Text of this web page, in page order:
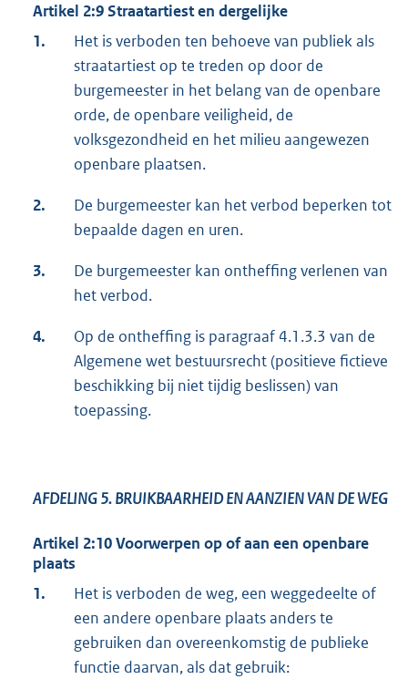
Artikel 2:9 Straatartiest en dergelijke
1.
Het is verboden ten behoeve van publiek als
straatartiest op te treden op door de
burgemeester in het belang van de openbare
orde, de openbare veiligheid, de
volksgezondheid en het milieu aangewezen
openbare plaatsen.
2.
De burgemeester kan het verbod beperken tot
bepaalde dagen en uren.
3.
De burgemeester kan ontheffing verlenen van
het verbod.
4.
Op de ontheffing is paragraaf 4.1.3.3 van de
Algemene wet bestuursrecht (positieve fictieve
beschikking bij niet tijdig beslissen) van
toepassing.
AFDELING 5.BRUIKBAARHEID EN AANZIEN VAN DE WEG
Artikel 2:10Voorwerpen op of aan een openbare
plaats
1.
Het is verboden de weg, een weggedeelte of
een andere openbare plaats anders te
gebruiken dan overeenkomstig de publieke
functie daarvan, als dat gebruik: